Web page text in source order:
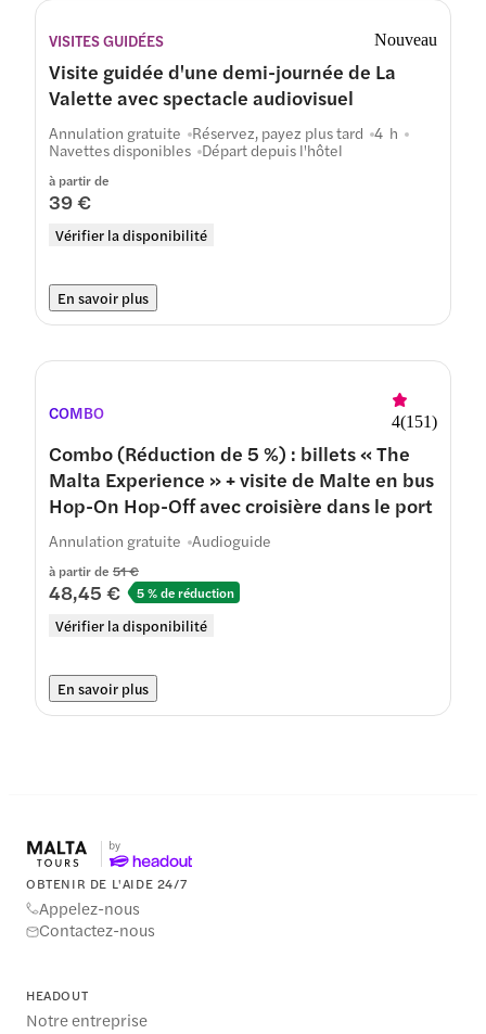
VISITES GUIDÉES Nouveau
Visite guidée d'une demi-journée de La
Valette avec spectacle audiovisuel
à partir de
39 €
Vérifier la disponibilité
Annulation gratuite Réservez, payez plus tard 4 h
Navettes disponibles Départ depuis l'hôtel
En savoir plus
COMBO 4(151)
Combo (Réduction de 5 %) : billets « The
Malta Experience » + visite de Malte en bus
Hop-On Hop-Off avec croisière dans le port
à partir de 51 €
48,45 € 5 % de réduction
Vérifier la disponibilité
Annulation gratuite Audioguide
En savoir plus
OBTENIR DE L'AIDE 24/7
Appelez-nous
Contactez-nous
HEADOUT
Notre entreprise